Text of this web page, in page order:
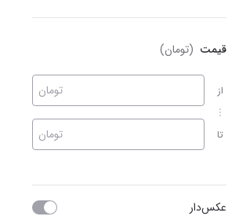
قیمت (تومان)
از
تا
تومان
تومان
عکس‌دار